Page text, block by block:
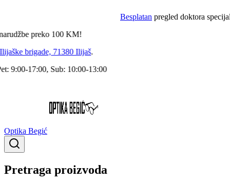
Besplatan pregled doktora
preko 100KM!
brigade, 71380 Ilijaš.
17:00, Sub: 10:00-13:00
Optika Begić
Pretraga proizvoda